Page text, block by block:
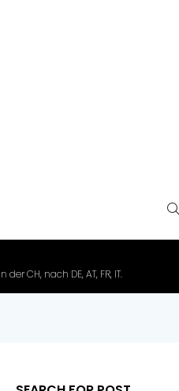
CH, nach DE, AT, FR, IT.